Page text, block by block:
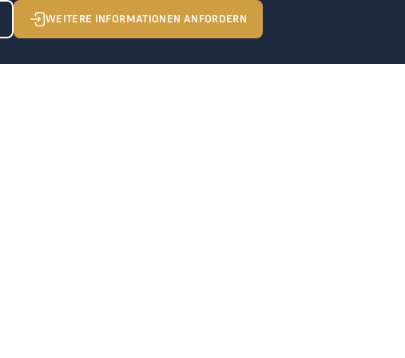
WEITERE INFORMATIONEN ANFORDERN